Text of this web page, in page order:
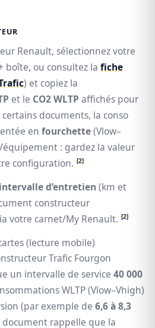
Renault, sélectionnez votre
boîte, ou consultez la fiche
) et copiez la
et le CO2 WLTP affichés pour
certains documents, la conso
en fourchette(Vlow–
: gardez la valeur
configuration. [2]
intervalle d’entretien (km et
constructeur
votre carnet/My Renault. [2]
(lecture mobile)
Trafic Fourgon
un intervalle de service 40 000
WLTP (Vlow–Vhigh)
(par exemple de 6,6 à 8,3
document rappelle que la